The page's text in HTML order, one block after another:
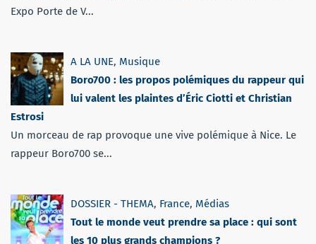
Expo Porte de V...
A LA UNE, Musique
Boro700 : les propos polémiques du rappeur qui
lui valent les plaintes d’Éric Ciotti et Christian
Estrosi
Un morceau de rap provoque une vive polémique à Nice. Le
rappeur Boro700 se...
DOSSIER - THEMA, France, Médias
Tout le monde veut prendre sa place : qui sont
les 10 plus grands champions ?